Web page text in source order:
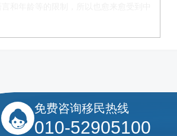
免费咨询移民热线
010-52905100